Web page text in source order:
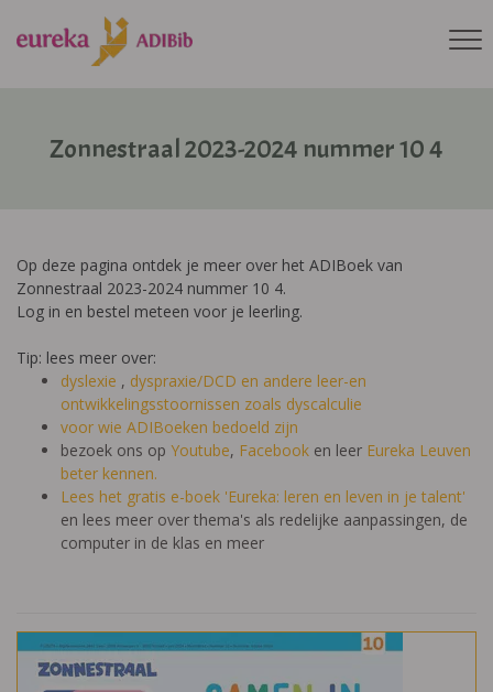
Zonnestraal 2023-2024 nummer 10 4
Op deze pagina ontdek je meer over het ADIBoek van
Zonnestraal 2023-2024 nummer 10 4.
Log in en bestel meteen voor je leerling.
Tip: lees meer over:
dyslexie , dyspraxie/DCD en andere leer-en
ontwikkelingsstoornissen zoals dyscalculie
voor wie ADIBoeken bedoeld zijn
bezoek ons op Youtube, Facebook en leer Eureka Leuven
beter kennen.
Lees het gratis e-boek 'Eureka: leren en leven in je talent'
en lees meer over thema's als redelijke aanpassingen, de
computer in de klas en meer